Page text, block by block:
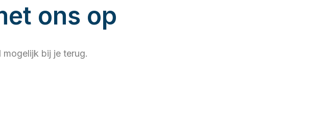
ons op
bij je terug.